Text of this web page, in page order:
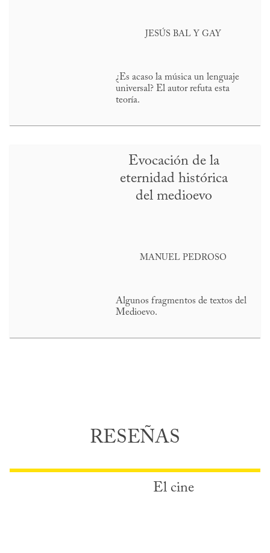
JESÚS BAL Y GAY
¿Es acaso la música un lenguaje
universal? El autor refuta esta
teoría.
Evocación de la
eternidad histórica
del medioevo
MANUEL PEDROSO
Algunos fragmentos de textos del
Medioevo.
RESEÑAS
El cine